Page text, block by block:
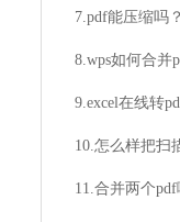
7.pdf能压缩吗